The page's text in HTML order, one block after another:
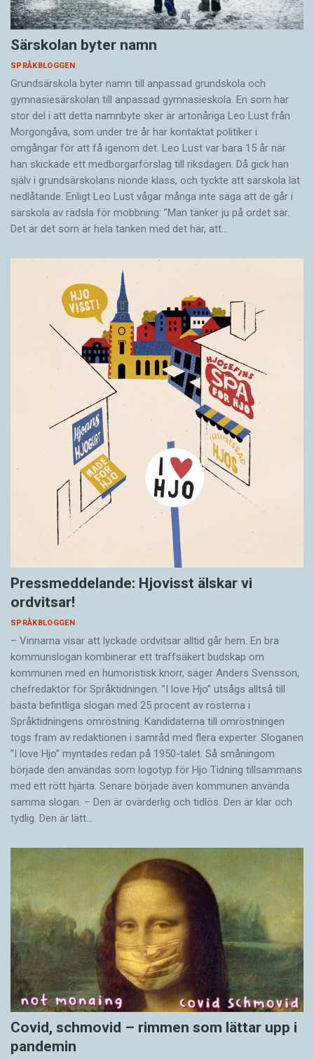
Särskolan byter namn
SPRÅKBLOGGEN
Grundsärskola byter namn till anpassad grundskola och
gymnasiesärskolan till anpassad gymnasieskola. En som har
stor del i att detta namnbyte sker är artonåriga Leo Lust från
Morgongåva, som under tre år har kontaktat politiker i
omgångar för att få igenom det. Leo Lust var bara 15 år när
han skickade ett medborgarförslag till riksdagen. Då gick han
själv i grundsärskolans nionde klass, och tyckte att särskola lät
nedlåtande. Enligt Leo Lust vågar många inte säga att de går i
särskola av rädsla för mobbning: ”Man tänker ju på ordet sär.
Det är det som är hela tanken med det här, att…
Pressmeddelande: Hjovisst älskar vi
ordvitsar!
SPRÅKBLOGGEN
– Vinnarna visar att lyckade ordvitsar alltid går hem. En bra
kommunslogan kombinerar ett träffsäkert budskap om
kommunen med en humoristisk knorr, säger Anders Svensson,
chefredaktör för Språktidningen. ”I love Hjo” utsågs alltså till
bästa befintliga slogan med 25 procent av rösterna i
Språktidningens omröstning. Kandidaterna till omröstningen
togs fram av redaktionen i samråd med flera experter. Sloganen
”I love Hjo” myntades redan på 1950-talet. Så småningom
började den användas som logotyp för Hjo Tidning tillsammans
med ett rött hjärta. Senare började även kommunen använda
samma slogan. – Den är ovärderlig och tidlös. Den är klar och
tydlig. Den är lätt…
Covid, schmovid – rimmen som lättar upp i
pandemin